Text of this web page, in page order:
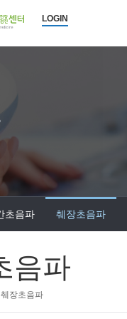
LOGIN
초음파 췌장초음파
음파
췌장초음파